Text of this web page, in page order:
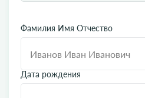
Фамилия Имя Отчество
Дата рождения